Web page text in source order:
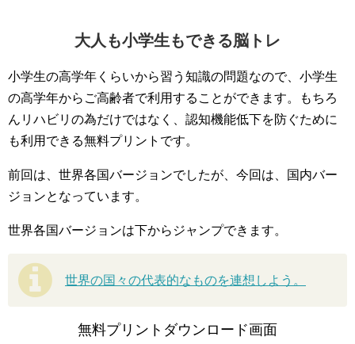
大人も小学生もできる脳トレ
小学生の高学年くらいから習う知識の問題なので、小学生
の高学年からご高齢者で利用することができます。もちろ
んリハビリの為だけではなく、認知機能低下を防ぐために
も利用できる無料プリントです。
前回は、世界各国バージョンでしたが、今回は、国内バー
ジョンとなっています。
世界各国バージョンは下からジャンプできます。
世界の国々の代表的なものを連想しよう。
無料プリントダウンロード画面